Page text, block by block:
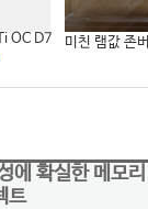
OC D7
미친 램값 존
에 확실한 메
트